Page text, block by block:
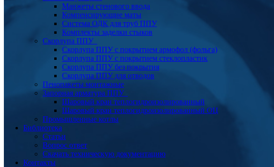
Манжеты стенового ввода
Компенсирующие маты
Система ОДК для труб ППУ
Комплекты заделки стыков
Скорлупа ППУ
Скорлупа ППУ с покрытием армофол (фольга)
Скорлупа ППУ с покрытием стеклопластик
Скорлупа ППУ без покрытия
Скорлупа ППУ для отводов
Пенопакеты монтажные
Запорная арматура ППУ
Шаровый кран теплогидроизолированный
Шаровый кран теплогидроизолированный ОЦ
Промышленные котлы
Библиотека
Статьи
Вопрос ответ
Скачать техническую документацию
Контакты